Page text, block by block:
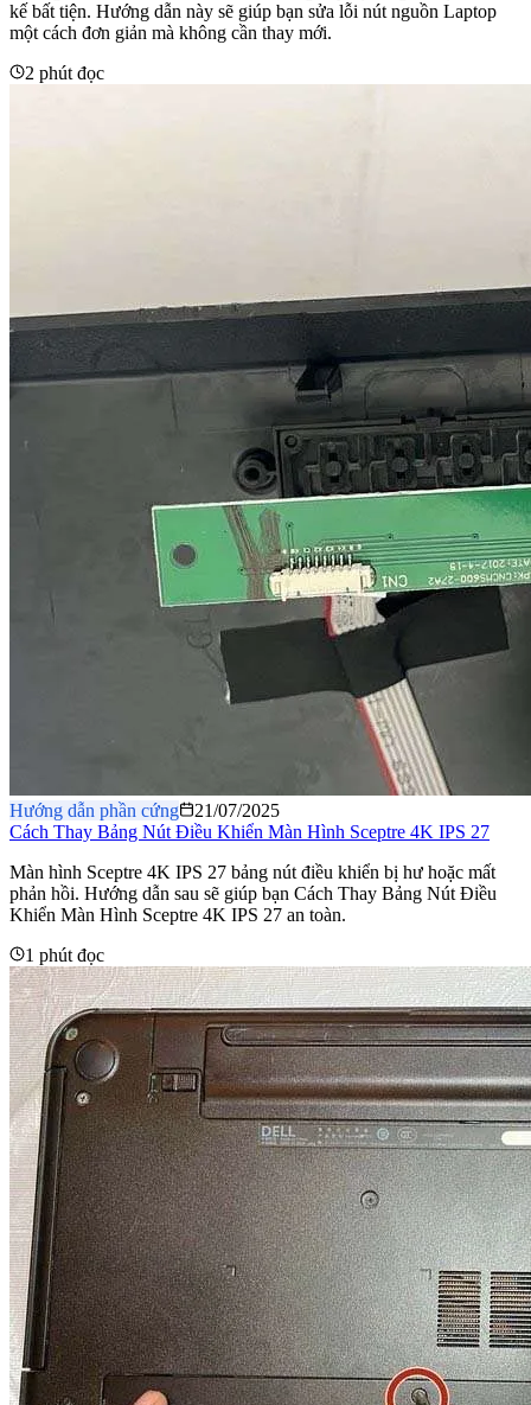
kế bất tiện. Hướng dẫn này sẽ giúp bạn sửa lỗi nút nguồn Laptop
một cách đơn giản mà không cần thay mới.
2 phút đọc
Hướng dẫn phần cứng
21/07/2025
Cách Thay Bảng Nút Điều Khiển Màn Hình Sceptre 4K IPS 27
Màn hình Sceptre 4K IPS 27 bảng nút điều khiển bị hư hoặc mất
phản hồi. Hướng dẫn sau sẽ giúp bạn Cách Thay Bảng Nút Điều
Khiển Màn Hình Sceptre 4K IPS 27 an toàn.
1 phút đọc